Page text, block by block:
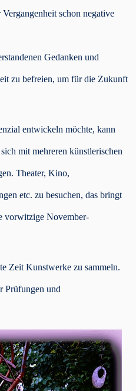
schon negative
Gedanken und
zu befreien, um für die Zukunft
entwickeln möchte, kann
mit mehreren künstlerischen
Theater, Kino,
etc. zu besuchen, das bringt
vorwitzige November-
Zeit Kunstwerke zu sammeln.
Prüfungen und